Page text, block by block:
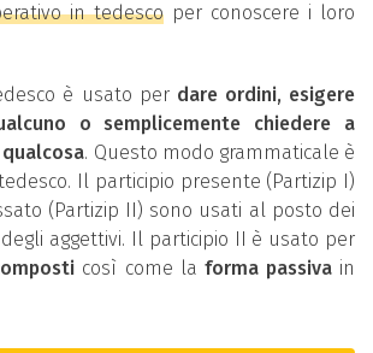
in tedesco per conoscere i loro
è usato per dare ordini, esigere
o semplicemente chiedere a
. Questo modo grammaticale è
Il participio presente (Partizip I)
(Partizip II) sono usati al posto dei
aggettivi. Il participio II è usato per
così come la forma passivain